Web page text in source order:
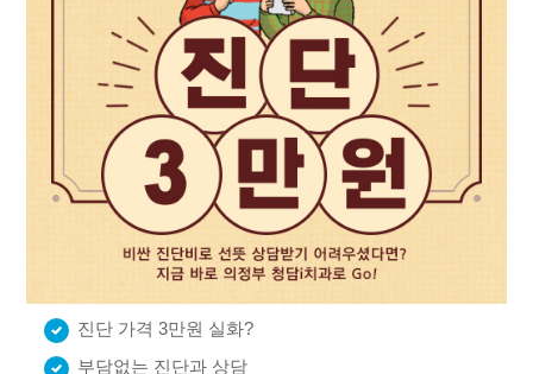
진단 가격 3만원 실화?
부담없는 진단과 상담